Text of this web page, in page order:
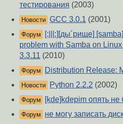
тестирования (2003)
Новости GCC 3.0.1 (2001)
Форум
[:|||:][ды´рище]
problem with Samba on
3.3.11 (2010)
Форум Distribution Release:
Новости Python 2.2.2 (2002)
Форум [kde]kdepim опять не
Форум не могу записать